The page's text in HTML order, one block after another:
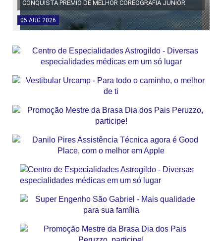
CONQUISTA PRÊMIO DE MELHOR COREOGRAFIA JÚNIOR
05 AUG 2026